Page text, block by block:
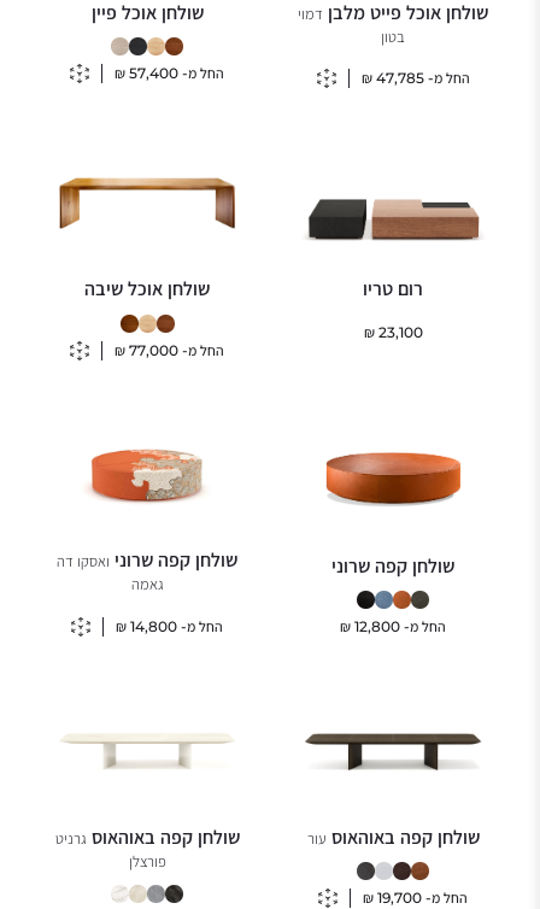
שולחן אוכל פייט מלבן דמוי
בטון
החל מ-47,785
₪
שולחן אוכל פיין
החל מ- 57,400
₪
רום טריו
23,100
₪
שולחן אוכל שיבה
החל מ- 77,000
₪
שולחן קפה שרוני
החל מ- 12,800
₪
שולחן קפה שרוני ואסקו דה
גאמה
החל מ- 14,800
₪
שולחן קפה באוהאוס עור
החל מ- 19,700
₪
שולחן קפה באוהאוס גרניט
פורצלן